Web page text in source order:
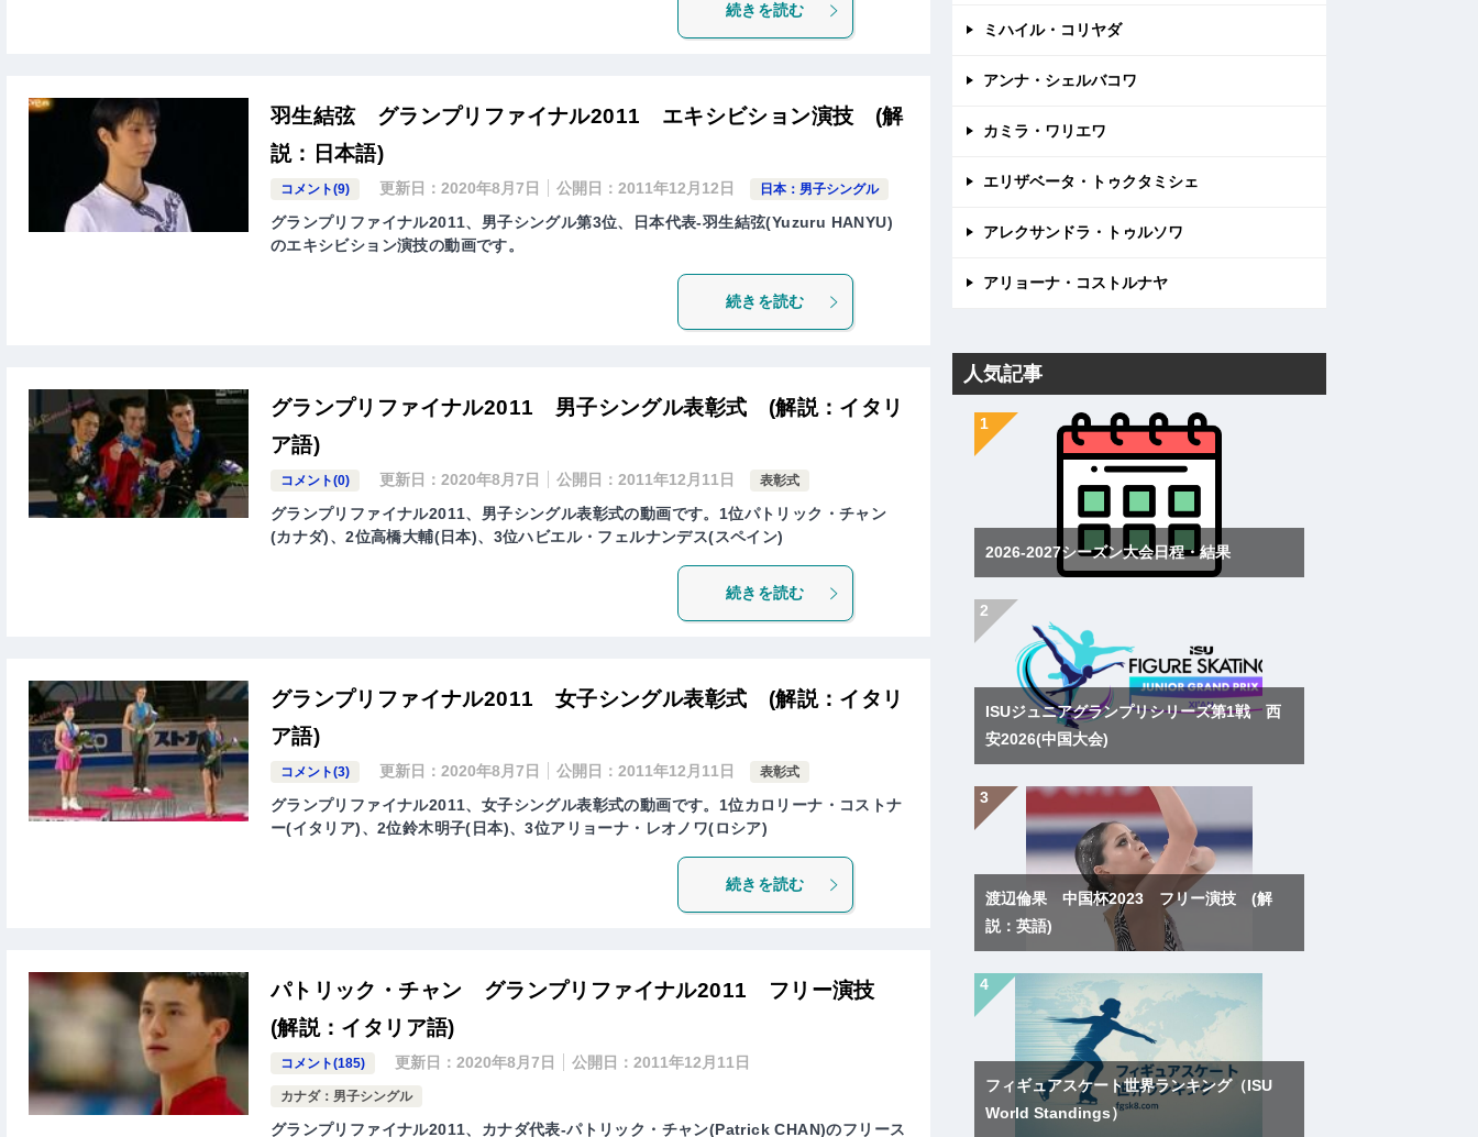
続きを読む
羽生結弦 グランプリファイナル2011 エキシビション演技 (解
説：日本語)
コメント(9) 更新日：2020年8月7日 公開日：2011年12月12日 日本：男子シングル
グランプリファイナル2011、男子シングル第3位、日本代表-羽生結弦(Yuzuru HANYU)
のエキシビション演技の動画です。
続きを読む
グランプリファイナル2011 男子シングル表彰式 (解説：イタリ
ア語)
コメント(0) 更新日：2020年8月7日 公開日：2011年12月11日 表彰式
グランプリファイナル2011、男子シングル表彰式の動画です。1位パトリック・チャン
(カナダ)、2位高橋大輔(日本)、3位ハビエル・フェルナンデス(スペイン)
続きを読む
グランプリファイナル2011 女子シングル表彰式 (解説：イタリ
ア語)
コメント(3) 更新日：2020年8月7日 公開日：2011年12月11日 表彰式
グランプリファイナル2011、女子シングル表彰式の動画です。1位カロリーナ・コストナ
ー(イタリア)、2位鈴木明子(日本)、3位アリョーナ・レオノワ(ロシア)
続きを読む
パトリック・チャン グランプリファイナル2011 フリー演技
(解説：イタリア語)
コメント(185) 更新日：2020年8月7日 公開日：2011年12月11日
カナダ：男子シングル
グランプリファイナル2011、カナダ代表-パトリック・チャン(Patrick CHAN)のフリース
ミハイル・コリヤダ
アンナ・シェルバコワ
カミラ・ワリエワ
エリザベータ・トゥクタミシェ
アレクサンドラ・トゥルソワ
アリョーナ・コストルナヤ
人気記事
2026-2027シーズン大会日程・結果
ISUジュニアグランプリシリーズ第1戦 西
安2026(中国大会)
渡辺倫果 中国杯2023 フリー演技 (解
説：英語)
フィギュアスケート世界ランキング（ISU
World Standings）